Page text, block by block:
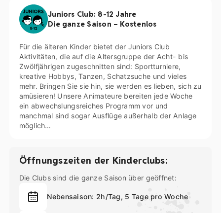
Juniors Club: 8-12 Jahre
Die ganze Saison – Kostenlos
Für die älteren Kinder bietet der Juniors Club
Aktivitäten, die auf die Altersgruppe der Acht- bis
Zwölfjährigen zugeschnitten sind: Sportturniere,
kreative Hobbys, Tanzen, Schatzsuche und vieles
mehr. Bringen Sie sie hin, sie werden es lieben, sich zu
amüsieren! Unsere Animateure bereiten jede Woche
ein abwechslungsreiches Programm vor und
manchmal sind sogar Ausflüge außerhalb der Anlage
möglich…
Öffnungszeiten der Kinderclubs:
Die Clubs sind die ganze Saison über geöffnet:
Nebensaison: 2h/Tag, 5 Tage pro Woche